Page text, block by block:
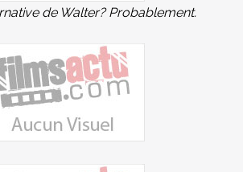
de Walter? Probablement.